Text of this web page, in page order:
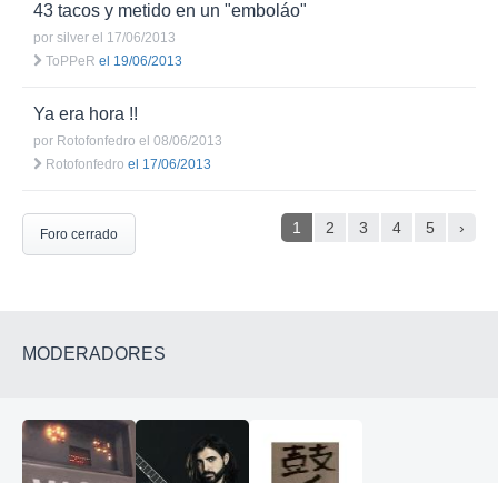
43 tacos y metido en un "emboláo"
por silver el 17/06/2013
ToPPeR el 19/06/2013
Ya era hora !!
por Rotofonfedro el 08/06/2013
Rotofonfedro el 17/06/2013
1 2 3 4 5 ›
Foro cerrado
MODERADORES